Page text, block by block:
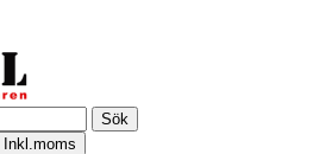
Sök
Inkl.moms